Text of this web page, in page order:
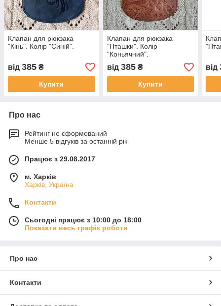
Клапан для рюкзака
"Кiнь". Колір "Синій".
від 385 ₴
Купити
Клапан для рюкзака
"Пташки". Колір
"Коньячний".
від 385₴
Купити
від
Про нас
Рейтинг не сформований
Менше 5 відгуків за останній рік
Працює з 29.08.2017
м. Харків
Харків, Україна
Контакти
Сьогодні працює з 10:00 до 18:00
Показати весь графік роботи
Про нас
Контакти